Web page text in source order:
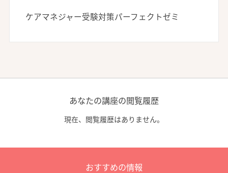
ケアマネジャー受験対策パーフェクトゼミ
あなたの講座の閲覧履歴
現在、閲覧履歴はありません。
おすすめの情報